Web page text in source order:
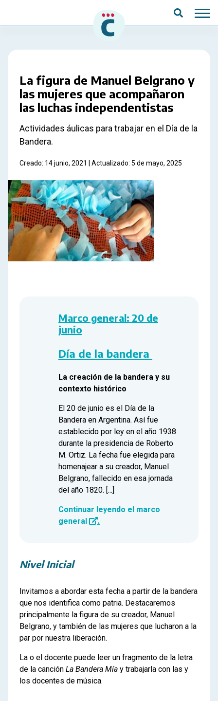
La figura de Manuel Belgrano y
las mujeres que acompañaron
las luchas independentistas
Actividades áulicas para trabajar en el Día de la
Bandera.
Creado: 14 junio, 2021 | Actualizado: 5 de mayo, 2025
Marco general: 20 de
junio
Día de la bandera
La creación de la bandera y su
contexto histórico
El 20 de junio es el Día de la
Bandera en Argentina. Así fue
establecido por ley en el año 1938
durante la presidencia de Roberto
M. Ortiz. La fecha fue elegida para
homenajear a su creador, Manuel
Belgrano, fallecido en esa jornada
del año 1820. [...]
Continuar leyendo el marco
general
.
Nivel Inicial
Invitamos a abordar esta fecha a partir de la bandera
que nos identifica como patria. Destacaremos
principalmente la figura de su creador, Manuel
Belgrano, y también de las mujeres que lucharon a la
par por nuestra liberación.
La o el docente puede leer un fragmento de la letra
de la canción La Bandera Mía y trabajarla con las y
los docentes de música.